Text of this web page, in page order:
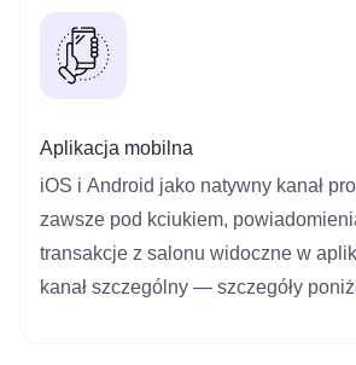
Aplikacja mobilna
iOS i Android jako natywny kanał
zawsze pod kciukiem,
transakcje z salonu widoczne w
kanał szczególny — szczegóły